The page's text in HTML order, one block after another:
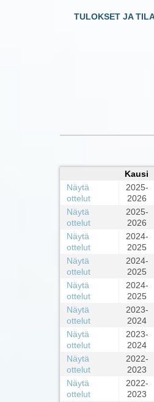
TULOKSET JA
Kausi
Näytä
ottelut
2025-
2026
Näytä
ottelut
2025-
2026
Näytä
ottelut
2024-
2025
Näytä
ottelut
2024-
2025
Näytä
ottelut
2024-
2025
Näytä
ottelut
2023-
2024
Näytä
ottelut
2023-
2024
Näytä
ottelut
2022-
2023
Näytä
ottelut
2022-
2023